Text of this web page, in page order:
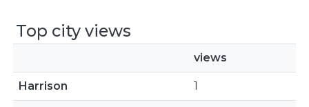
Top city views
views
Harrison 1